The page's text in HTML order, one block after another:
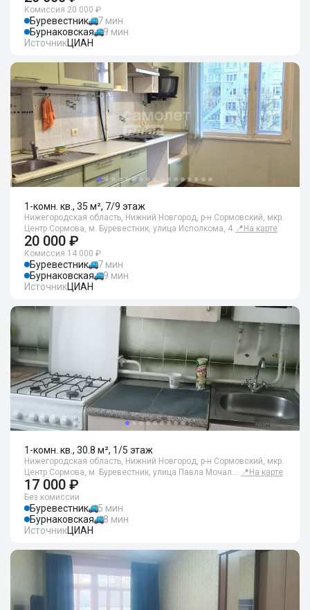
Комиссия 20 000 ₽
Буревестник
7 мин
Бурнаковская
9 мин
ИсточникЦИАН
1-комн. кв., 35 м², 7/9 этаж
Нижегородская область, Нижний Новгород, р-н Сормовский, мкр.
Центр Сормова, м. Буревестник, улица Исполкома, 4 📍 На карте
20 000 ₽
Комиссия 14 000 ₽
Буревестник
7 мин
Бурнаковская
9 мин
ИсточникЦИАН
1-комн. кв., 30.8 м², 1/5 этаж
Нижегородская область, Нижний Новгород, р-н Сормовский, мкр.
Центр Сормова, м. Буревестник, улица Павла Мочал… 📍 На карте
17 000 ₽
Без комиссии
Буревестник
5 мин
Бурнаковская
8 мин
ИсточникЦИАН